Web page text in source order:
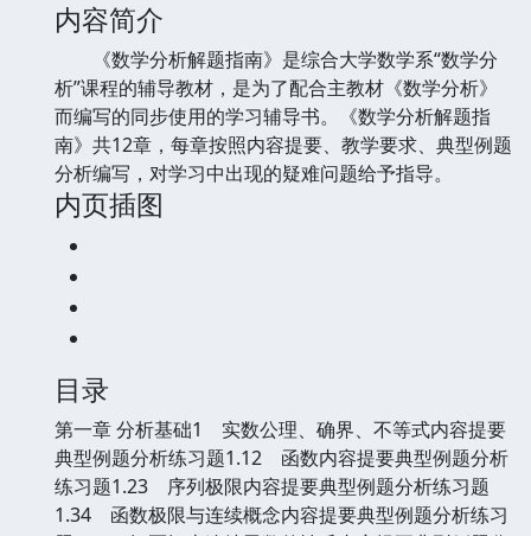
内容简介
《数学分析解题指南》是综合大学数学系“数学分
析”课程的辅导教材，是为了配合主教材《数学分析》
而编写的同步使用的学习辅导书。《数学分析解题指
南》共12章，每章按照内容提要、教学要求、典型例题
分析编写，对学习中出现的疑难问题给予指导。
内页插图
目录
第一章 分析基础1 实数公理、确界、不等式内容提要
典型例题分析练习题1.12 函数内容提要典型例题分析
练习题1.23 序列极限内容提要典型例题分析练习题
1.34 函数极限与连续概念内容提要典型例题分析练习